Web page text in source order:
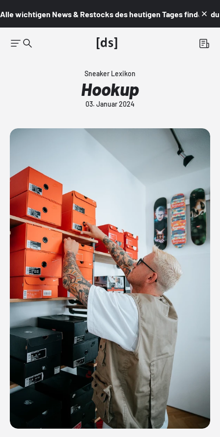
Alle wichtigen News & Restocks des heutigen Tages findest du
Sneaker Lexikon
Hookup
03. Januar 2024